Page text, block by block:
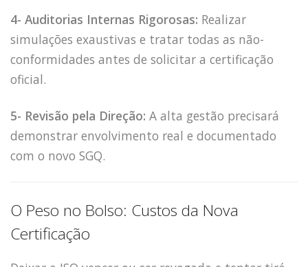
4- Auditorias Internas Rigorosas: Realizar
simulações exaustivas e tratar todas as não-
conformidades antes de solicitar a certificação
oficial.
5- Revisão pela Direção: A alta gestão precisará
demonstrar envolvimento real e documentado
com o novo SGQ.
O Peso no Bolso: Custos da Nova
Certificação